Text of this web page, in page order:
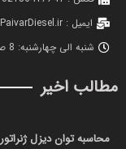
ایمیل : info[@]PaivarDiesel.ir
شنبه الی چهارشنبه: 8 صبح الی 18 بعدظهر
مطالب اخیر
محاسبه توان دیزل ژنراتور